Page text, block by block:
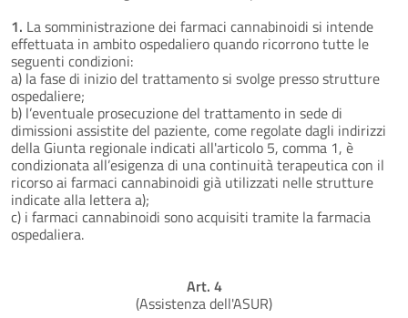
1. La somministrazione dei farmaci cannabinoidi si intende
effettuata in ambito ospedaliero quando ricorrono tutte le
seguenti condizioni:
a) la fase di inizio del trattamento si svolge presso strutture
ospedaliere;
b) l’eventuale prosecuzione del trattamento in sede di
dimissioni assistite del paziente, come regolate dagli indirizzi
della Giunta regionale indicati all'articolo 5, comma 1, è
condizionata all’esigenza di una continuità terapeutica con il
ricorso ai farmaci cannabinoidi già utilizzati nelle strutture
indicate alla lettera a);
c) i farmaci cannabinoidi sono acquisiti tramite la farmacia
ospedaliera.
Art. 4
(Assistenza dell'ASUR)